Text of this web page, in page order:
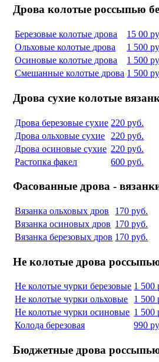
Дрова колотые россыпью
Березовые колотые дрова
15 00
Ольховые колотые дрова
1 500
Осиновые колотые дрова
1 500
Смешанные колотые дрова 1 500
Дрова сухие колотые
Дрова березовые сухие 220 руб.
Дрова ольховые сухие
220 руб.
Дрова осиновые сухие 220 руб.
Растопка факел
600 руб.
Фасованные дрова -
Вязанка ольховых дров
170 руб.
Вязанка осиновых дров 170 руб.
Вязанка березовых дров 170 руб.
Не колотые дрова
Не колотые чурки березовые 1 500
Не колотые чурки ольховые
1 500
Не колотые чурки осиновые 1 500
Колода березовая
990
Бюджетные дрова